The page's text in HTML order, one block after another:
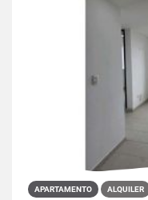
APARTAMENTO ALQUILER